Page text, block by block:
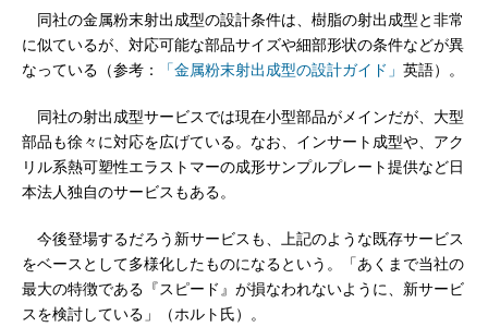
同社の金属粉末射出成型の設計条件は、樹脂の射出成型と非常
に似ているが、対応可能な部品サイズや細部形状の条件などが異
なっている（参考：
「金属粉末射出成型の設計ガイド」 英語）。
同社の射出成型サービスでは現在小型部品がメインだが、大型
部品も徐々に対応を広げている。なお、インサート成型や、アク
リル系熱可塑性エラストマーの成形サンプルプレート提供など日
本法人独自のサービスもある。
今後登場するだろう新サービスも、上記のような既存サービス
をベースとして多様化したものになるという。「あくまで当社の
最大の特徴である『スピード』が損なわれないように、新サービ
スを検討している」（ホルト氏）。